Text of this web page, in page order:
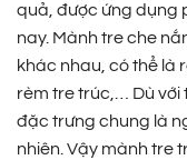
quả, được ứng dụng
nay. Mành tre che
khác nhau, có thể là
rèm tre trúc,… Dù với
đặc trưng chung là
nhiên. Vậy mành tre